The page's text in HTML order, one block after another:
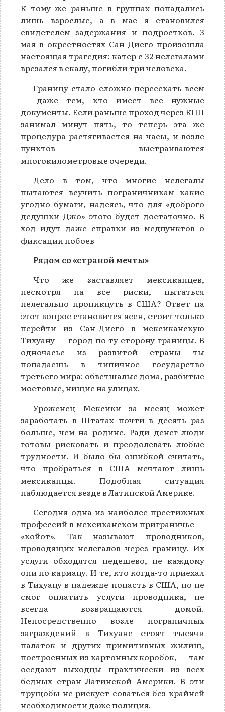
К тому же раньше в группах попадались
лишь взрослые, а в мае я становился
свидетелем задержания и подростков. 3
мая в окрестностях Сан-Диего произошла
настоящая трагедия: катер с 32 нелегалами
врезался в скалу, погибли три человека.
Границу стало сложно пересекать всем
— даже тем, кто имеет все нужные
документы. Если раньше проход через КПП
занимал минут пять, то теперь эта же
процедура растягивается на часы, и возле
пунктов выстраиваются
многокилометровые очереди.
Дело в том, что многие нелегалы
пытаются всучить пограничникам какие
угодно бумаги, надеясь, что для «доброго
дедушки Джо» этого будет достаточно. В
ход идут даже справки из медпунктов о
фиксации побоев
Рядом со «страной мечты»
Что же заставляет мексиканцев,
несмотря на все риски, пытаться
нелегально проникнуть в США? Ответ на
этот вопрос становится ясен, стоит только
перейти из Сан-Диего в мексиканскую
Тихуану — город по ту сторону границы. В
одночасье из развитой страны ты
попадаешь в типичное государство
третьего мира: обветшалые дома, разбитые
мостовые, нищие на улицах.
Уроженец Мексики за месяц может
заработать в Штатах почти в десять раз
больше, чем на родине. Ради денег люди
готовы рисковать и преодолевать любые
трудности. И было бы ошибкой считать,
что пробраться в США мечтают лишь
мексиканцы. Подобная ситуация
наблюдается везде в Латинской Америке.
Сегодня одна из наиболее престижных
профессий в мексиканском приграничье —
«койот». Так называют проводников,
проводящих нелегалов через границу. Их
услуги обходятся недешево, не каждому
они по карману. И те, кто когда-то приехал
в Тихуану в надежде попасть в США, но не
смог оплатить услуги проводника, не
всегда возвращаются домой.
Непосредственно возле пограничных
заграждений в Тихуане стоят тысячи
палаток и других примитивных жилищ,
построенных из картонных коробок, — там
оседают выходцы практически из всех
бедных стран Латинской Америки. В эти
трущобы не рискует соваться без крайней
необходимости даже полиция.